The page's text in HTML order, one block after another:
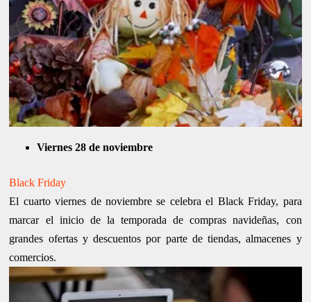
Viernes 28 de noviembre
Black Friday
El cuarto viernes de noviembre se celebra el Black Friday, para
marcar el inicio de la temporada de compras navideñas, con
grandes ofertas y descuentos por parte de tiendas, almacenes y
comercios.